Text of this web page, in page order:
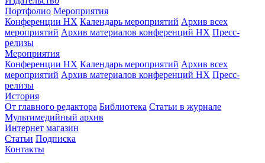
Портфолио Мероприятия
Конференции НХ Календарь мероприятий Архив всех
мероприятий Архив материалов конференций НХ Пресс-
релизы
Мероприятия
Конференции НХ Календарь мероприятий Архив всех
мероприятий Архив материалов конференций НХ Пресс-
релизы
История
От главного редактора Библиотека Статьи в журнале
Мультимедийный архив
Интернет магазин
Статьи Подписка
Контакты